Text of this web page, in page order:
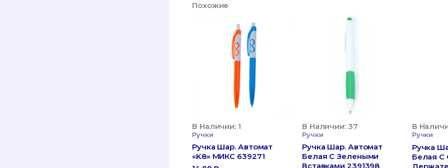
Похожие
В Наличии: 1
Ручки
Ручка Шар. Автомат
«K8» МИКС 639271
В Наличии: 37
Ручки
Ручка Шар. Автомат
Белая С Зелеными
Вставками 2391398
В
Ручки
Ручка
Белая С